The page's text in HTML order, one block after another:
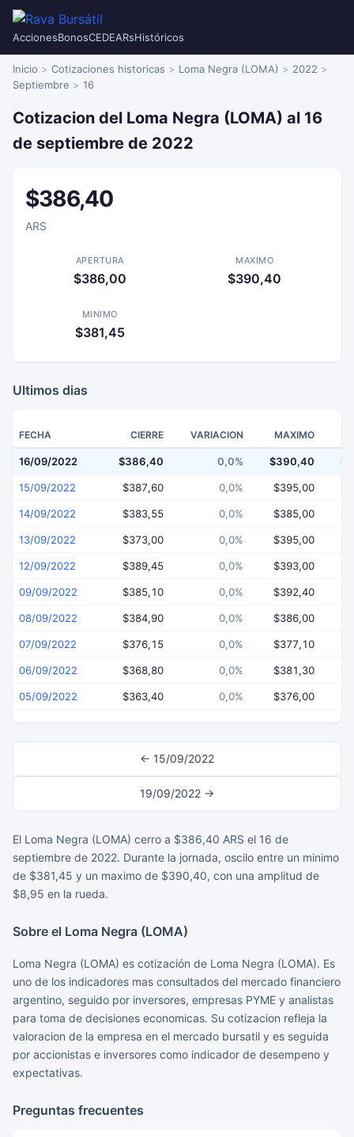
AccionesBonosCEDEARsHistóricos
Inicio Cotizaciones historicas Loma Negra (LOMA)
2022
Septiembre
16
Cotizacion del Loma Negra (LOMA) al 16
de septiembre de 2022
$386,40
ARS
APERTURA
$386,00
MAXIMO
$390,40
MINIMO
$381,45
Ultimos dias
FECHA CIERRE VARIACION MAXIMO
16/09/2022 $386,40 0,0% $390,40
15/09/2022 $387,60 0,0% $395,00
14/09/2022 $383,55 0,0% $385,00
13/09/2022 $373,00 0,0% $395,00
12/09/2022 $389,45 0,0% $393,00
09/09/2022 $385,10 0,0% $392,40
08/09/2022 $384,90 0,0% $386,00
07/09/2022 $376,15 0,0% $377,10
06/09/2022 $368,80 0,0% $381,30
05/09/2022 $363,40 0,0% $376,00
← 15/09/2022
19/09/2022 →
El Loma Negra (LOMA) cerro a $386,40 ARS el 16 de
septiembre de 2022. Durante la jornada, oscilo entre un minimo
de $381,45 y un maximo de $390,40, con una amplitud de
$8,95 en la rueda.
Sobre el Loma Negra (LOMA)
Loma Negra (LOMA) es cotización de Loma Negra (LOMA). Es
uno de los indicadores mas consultados del mercado financiero
argentino, seguido por inversores, empresas PYME y analistas
para toma de decisiones economicas. Su cotizacion refleja la
valoracion de la empresa en el mercado bursatil y es seguida
por accionistas e inversores como indicador de desempeno y
expectativas.
Preguntas frecuentes